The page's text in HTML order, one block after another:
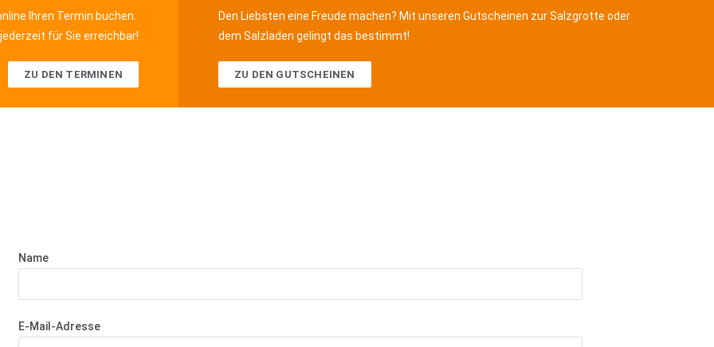
Ihren Termin buchen.
für Sie erreichbar!
ZU DEN TERMINEN
Den Liebsten eine Freude machen? Mit unseren Gutscheinen zur Salzgrotte oder
dem Salzladen gelingt das bestimmt!
ZU DEN GUTSCHEINEN
Name
E-Mail-Adresse